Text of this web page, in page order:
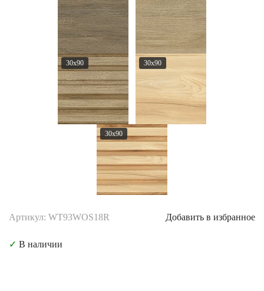
30x90 30x90
30x90
Артикул: WT93WOS18R Добавить в избранное
✓ В наличии